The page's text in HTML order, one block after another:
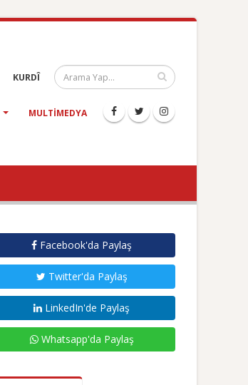
KURDÎ
MULTIMEDYA
Facebook'da Paylaş
Twitter'da Paylaş
LinkedIn'de Paylaş
Whatsapp'da Paylaş